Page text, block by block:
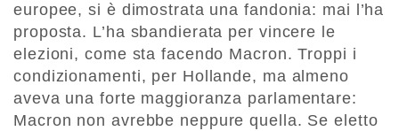
europee, si è dimostrata una fandonia: mai l’ha
proposta. L’ha sbandierata per vincere le
elezioni, come sta facendo Macron. Troppi i
condizionamenti, per Hollande, ma almeno
aveva una forte maggioranza parlamentare:
Macron non avrebbe neppure quella. Se eletto